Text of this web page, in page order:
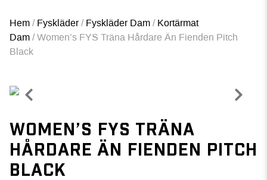
Hem/ Fyskläder/ Fyskläder Dam/ Kortärmat
Dam/Women’s FYS Träna Hårdare Än Fienden Pitch
Black
WOMEN’S FYS TRÄNA
HÅRDARE ÄN FIENDEN PITCH
BLACK